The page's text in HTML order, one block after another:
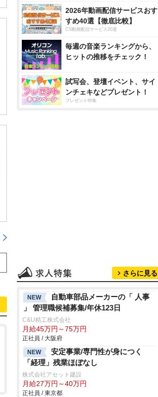
2026年動画配信サービスおす
すめ40選【徹底比較】
CS動画配信サービス20選
毎週の音楽ランキングから、
ヒットの推移をチェック！
試写会、登壇イベント、サイ
ンチェキなどプレゼント！
プレゼント特集
さらに見る
NEW
自動車部品メーカーの「 人事
」 管理職候補募集/年休123日
C&U精工株式会社
月給45万円～75万円
正社員 / 大阪府
NEW
安定事業/専門性が身につく
「経理」残業ほぼなし
株式会社アセット建設
月給27万円～40万円
正社員 / 東京都